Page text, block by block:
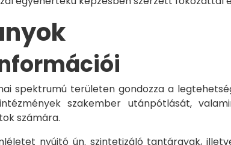
spektrumú területen gondozza a
szakember utánpótlását,
számára.
nyújtó ún. szintetizáló tantárgyak,